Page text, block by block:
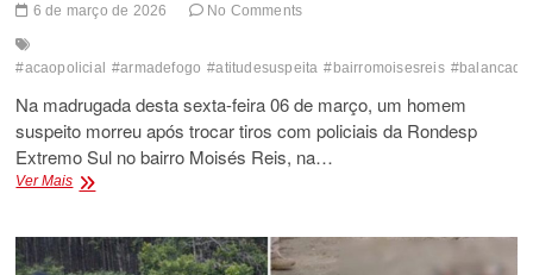
6 de março de 2026 No Comments
#acaopolicial #armadefogo #atitudesuspeita #bairromoisesreis
Na madrugada desta sexta-feira 06 de março, um homem
suspeito morreu após trocar tiros com policiais da Rondesp
Extremo Sul no bairro Moisés Reis, na…
Ver MaisSUSPEITO
EM
CONFRONTO